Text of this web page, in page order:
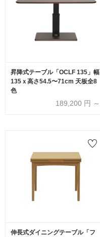
昇降式テーブル「OCLF 135」幅
135ｘ高さ54.5〜71cm 天板全8
色
189,200 円 ～
伸長式ダイニングテーブル「フ